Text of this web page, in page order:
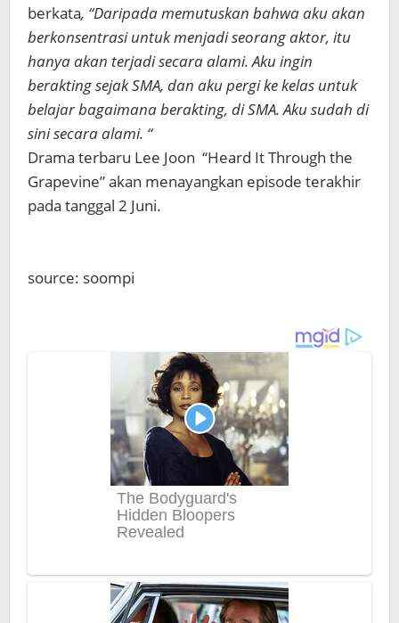
berkata, “Daripada memutuskan bahwa aku akan
berkonsentrasi untuk menjadi seorang aktor, itu
hanya akan terjadi secara alami. Aku ingin
berakting sejak SMA, dan aku pergi ke kelas untuk
belajar bagaimana berakting, di SMA. Aku sudah di
sini secara alami. “
Drama terbaru Lee Joon “Heard It Through the
Grapevine” akan menayangkan episode terakhir
pada tanggal 2 Juni.
source: soompi